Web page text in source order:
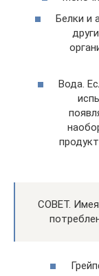
Белки и
Вода.
СОВЕТ.